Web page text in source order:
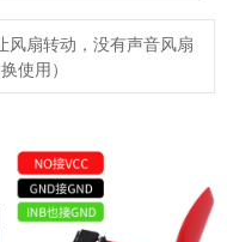
风扇转动，没有声音风扇
使用）